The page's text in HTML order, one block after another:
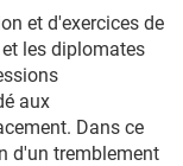
et d'exercices de
les diplomates
aux
Dans ce
d'un tremblement